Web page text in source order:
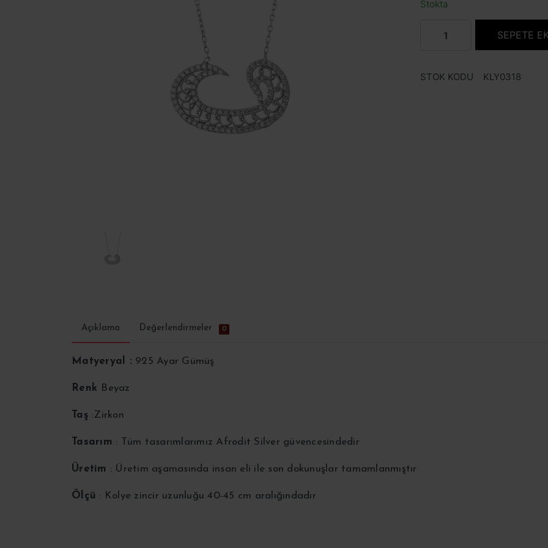
Stokta
SEPETE
STOK KODU KLY0318
Açıklama Değerlendirmeler 0
Matyeryal : 925 Ayar Gümüş
Renk Beyaz
Taş :Zirkon
Tasarım : Tüm tasarımlarımız Afrodit Silver güvencesindedir
Üretim : Üretim aşamasında insan eli ile son dokunuşlar tamamlanmıştır
Ölçü : Kolye zincir uzunluğu 40-45 cm aralığındadır